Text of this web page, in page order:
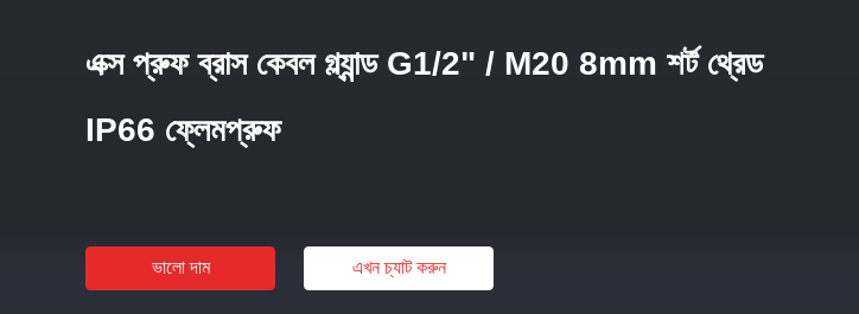
এক্স প্রুফ ব্রাস কেবল গ্ল্যান্ড G1/2" / M20 8mm শর্ট থ্রেড
IP66 ফ্লেমপ্রুফ
ভালো দাম এখন চ্যাট করুন